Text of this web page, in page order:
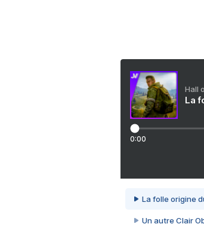
Hall
La
0:00
La folle origine
Un autre Clair